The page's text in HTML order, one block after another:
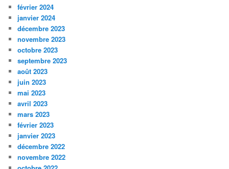
février 2024
janvier 2024
décembre 2023
novembre 2023
octobre 2023
septembre 2023
août 2023
juin 2023
mai 2023
avril 2023
mars 2023
février 2023
janvier 2023
décembre 2022
novembre 2022